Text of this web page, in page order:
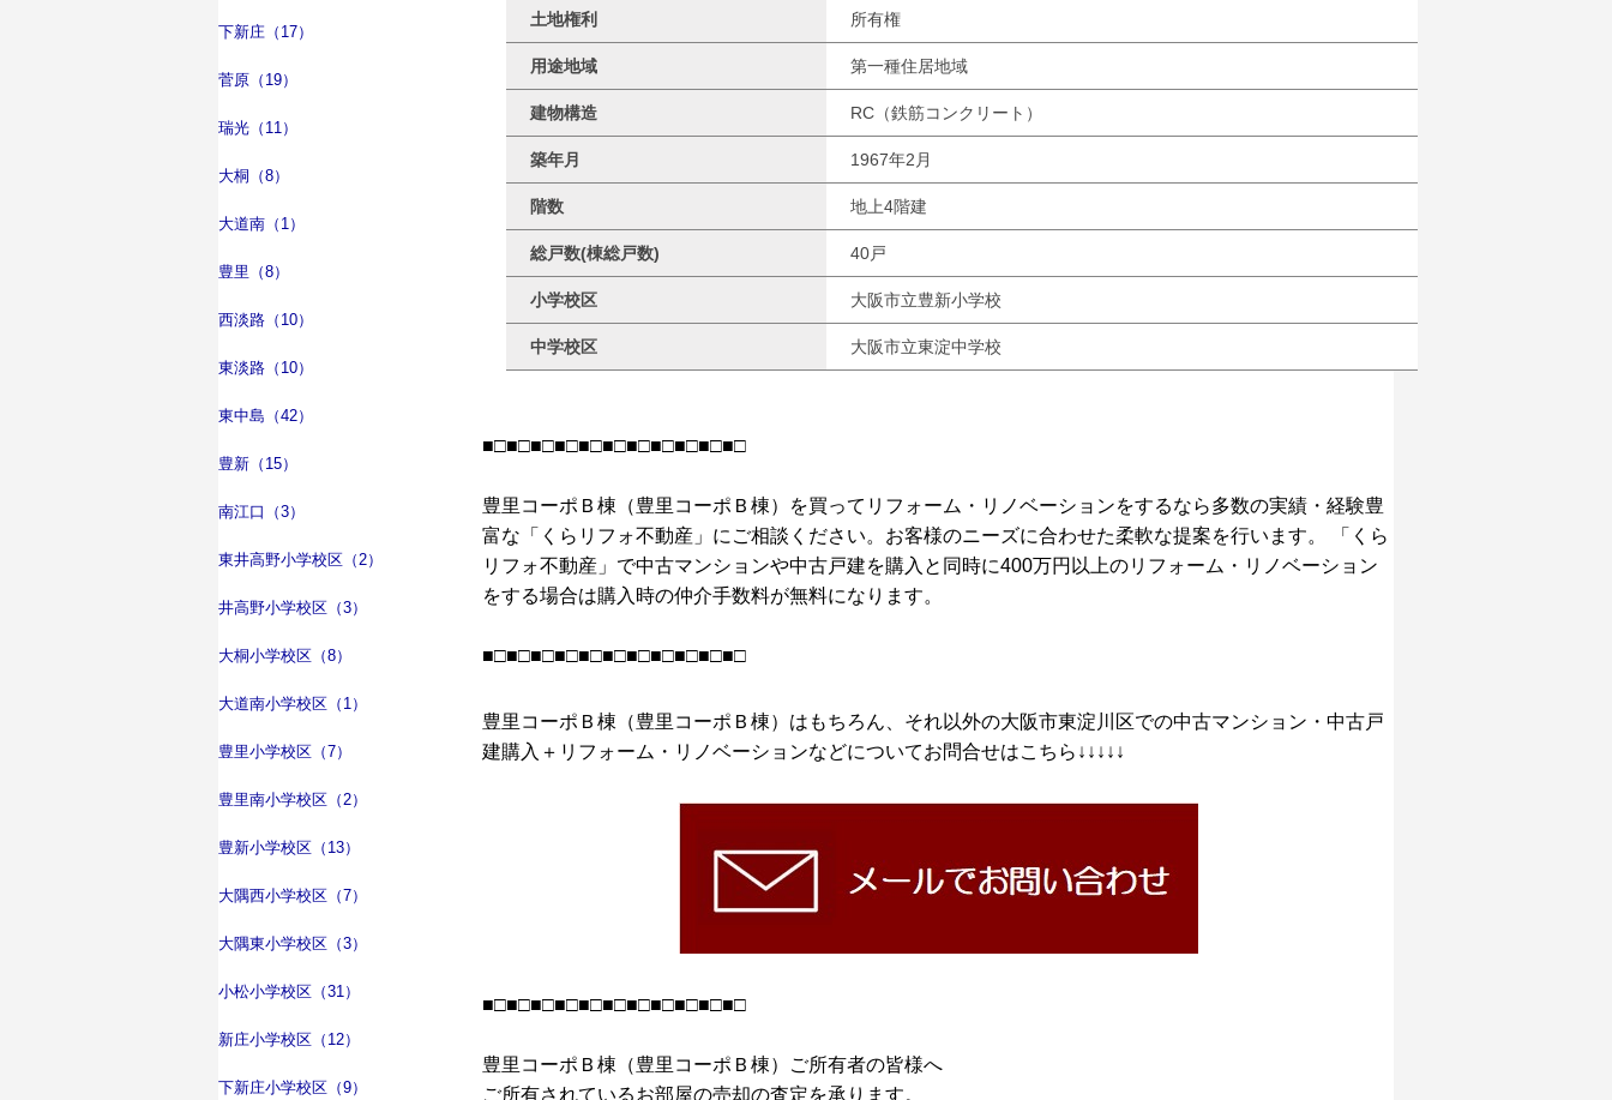
下新庄（17）
菅原（19）
瑞光（11）
大桐（8）
大道南（1）
豊里（8）
西淡路（10）
東淡路（10）
東中島（42）
豊新（15）
南江口（3）
東井高野小学校区（2）
井高野小学校区（3）
大桐小学校区（8）
大道南小学校区（1）
豊里小学校区（7）
豊里南小学校区（2）
豊新小学校区（13）
大隅西小学校区（7）
大隅東小学校区（3）
小松小学校区（31）
新庄小学校区（12）
下新庄小学校区（9）
土地権利 所有権
用途地域 第一種住居地域
建物構造 RC（鉄筋コンクリート）
築年月 1967年2月
階数 地上4階建
総戸数(棟総戸数) 40戸
小学校区 大阪市立豊新小学校
中学校区 大阪市立東淀中学校
■□■□■□■□■□■□■□■□■□■□■□
豊里コーポＢ棟（豊里コーポＢ棟）を買ってリフォーム・リノベーションをするなら多数の実績・経験豊
富な「くらリフォ不動産」にご相談ください。お客様のニーズに合わせた柔軟な提案を行います。 「くら
リフォ不動産」で中古マンションや中古戸建を購入と同時に400万円以上のリフォーム・リノベーション
をする場合は購入時の仲介手数料が無料になります。
■□■□■□■□■□■□■□■□■□■□■□
豊里コーポＢ棟（豊里コーポＢ棟）はもちろん、それ以外の大阪市東淀川区での中古マンション・中古戸
建購入＋リフォーム・リノベーションなどについてお問合せはこちら↓↓↓↓↓
■□■□■□■□■□■□■□■□■□■□■□
豊里コーポＢ棟（豊里コーポＢ棟）ご所有者の皆様へ
ご所有されているお部屋の売却の査定を承ります。